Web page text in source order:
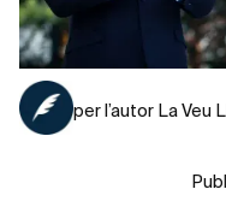
per l’autor La Veu